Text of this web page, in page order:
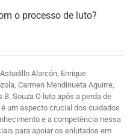
o processo de luto?
Alarcón, Enrique
Carmen Mendinueta Aguirre,
Souza O luto após a perda de
um aspecto crucial dos cuidados
e a competência nessa
para apoiar os enlutados em